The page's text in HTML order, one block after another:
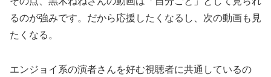
るのが強みです。だから応援したくなるし、次の動画も見
たくなる。
エンジョイ系の演者さんを好む視聴者に共通しているの